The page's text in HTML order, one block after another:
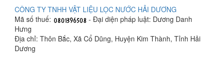
CÔNG TY TNHH VẬT LIỆU LỌC NƯỚC HẢI DƯƠNG
Mã số thuế:
- Đại diện pháp luật: Dương Danh
Hưng
Địa chỉ: Thôn Bắc, Xã Cổ Dũng, Huyện Kim Thành, Tỉnh Hải
Dương